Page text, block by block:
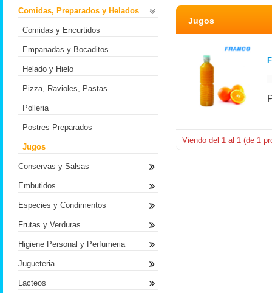
Jugos
Viendo del 1 al 1 (de 1
Comidas, Preparados y Helados
Comidas y Encurtidos
Empanadas y Bocaditos
Helado y Hielo
Pizza, Ravioles, Pastas
Polleria
Postres Preparados
Jugos
Conservas y Salsas
Embutidos
Especies y Condimentos
Frutas y Verduras
Higiene Personal y Perfumeria
Jugueteria
Lacteos